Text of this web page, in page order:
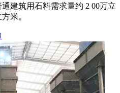
建筑用石料需求量约 2 00万立
米。